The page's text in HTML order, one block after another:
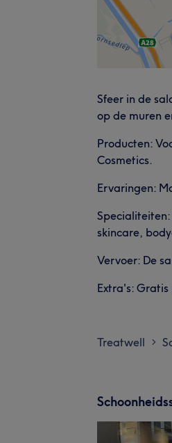
Sfeer in de
op de muren
Producten:
Cosmetics.
Ervaringen:
skincare,
Vervoer: De
Extra's:
Treatwell >